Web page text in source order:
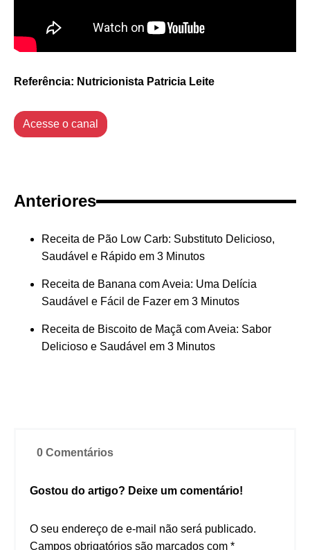
Referência: Nutricionista Patricia Leite
Acesse o canal
Anteriores
Receita de Pão Low Carb: Substituto Delicioso,
Saudável e Rápido em 3 Minutos
Receita de Banana com Aveia: Uma Delícia
Saudável e Fácil de Fazer em 3 Minutos
Receita de Biscoito de Maçã com Aveia: Sabor
Delicioso e Saudável em 3 Minutos
0 Comentários
Gostou do artigo? Deixe um comentário!
O seu endereço de e-mail não será publicado.
Campos obrigatórios são marcados com *